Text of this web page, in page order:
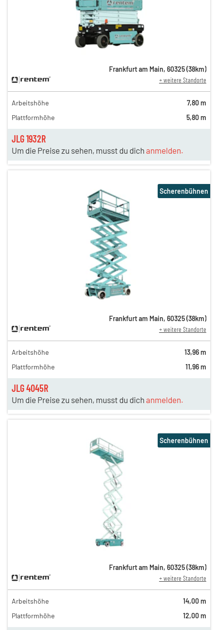
JLG 1932R
Um die Preise zu sehen, musst du dich anmelden.
Frankfurt am Main, 60325(38km)
+ weitere Standorte
Arbeitshöhe
7,80 m
Plattformhöhe
5,80 m
JLG 4045R
Um die Preise zu sehen, musst du dich anmelden.
Scherenbühnen
Frankfurt am Main, 60325(38km)
+ weitere Standorte
Arbeitshöhe
13,96 m
Plattformhöhe
11,96 m
Scherenbühnen
Frankfurt am Main, 60325(38km)
+ weitere Standorte
Arbeitshöhe
14,00 m
Plattformhöhe
12,00 m